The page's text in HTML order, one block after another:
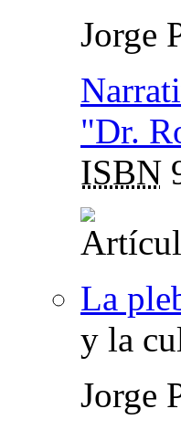
Jorge
"Dr.
ISBN
La
y la
Jorge